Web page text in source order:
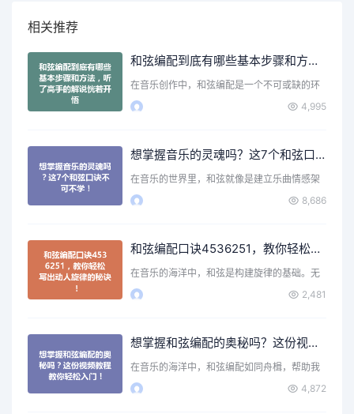
相关推荐
和弦编配到底有哪些基本步骤和方法，听了高手的解说恍若开悟
在音乐创作中，和弦编配是一个不可或缺的环
节。无论你是刚刚入门…
4,995
想掌握音乐的灵魂吗？这7个和弦口诀不可不学！
在音乐的世界里，和弦就像是建立乐曲情感架
构的基石。无论是弹吉…
8,686
和弦编配口诀4536251，教你轻松写出动人旋律的秘诀！
在音乐的海洋中，和弦是构建旋律的基础。无
论你是初学者还是有一…
2,481
想掌握和弦编配的奥秘吗？这份视频教程教你轻松入门！
在音乐的海洋中，和弦编配如同舟楫，帮助我
们在音符的旅程中穿行…
4,872